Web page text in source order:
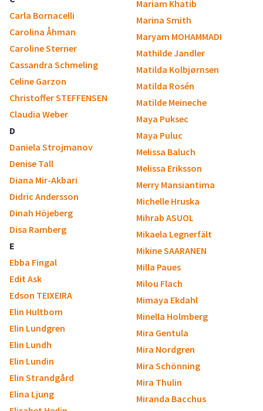
Carla Bornacelli
Carolina Åhman
Caroline Sterner
Cassandra Schmeling
Celine Garzon
Christoffer STEFFENSEN
Claudia Weber
D
Daniela Strojmanov
Denise Tall
Diana Mir-Akbari
Didric Andersson
Dinah Höjeberg
Disa Ramberg
E
Ebba Fingal
Edit Ask
Edson TEIXEIRA
Elin Hultbom
Elin Lundgren
Elin Lundh
Elin Lundin
Elin Strandgård
Elina Ljung
Mariam Khatib
Marina Smith
Maryam MOHAMMADI
Mathilde Jandler
Matilda Kolbjørnsen
Matilda Rosén
Matilde Meineche
Maya Puksec
Maya Puluc
Melissa Baluch
Melissa Eriksson
Merry Mansiantima
Michelle Hruska
Mihrab ASUOL
Mikaela Legnerfält
Mikine SAARANEN
Milla Paues
Milou Flach
Mimaya Ekdahl
Minella Holmberg
Mira Gentula
Mira Nordgren
Mira Schönning
Mira Thulin
Miranda Bacchus